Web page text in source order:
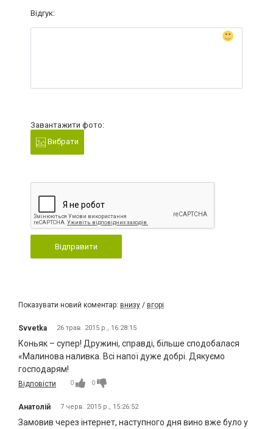
Відгук:
Завантажити фото:
Вибрати
Відправити
Показувати новий коментар: внизу / вгорі
Svvetka 26 трав. 2015 р., 16:28:15
Коньяк – супер! Дружині, справді, більше сподобалася
«Малинова наливка. Всі напої дуже добрі. Дякуємо
господарям!
Відповісти 0 0
Анатолій 7 черв. 2015 р., 15:26:52
Замовив через інтернет, наступного дня вино вже було у